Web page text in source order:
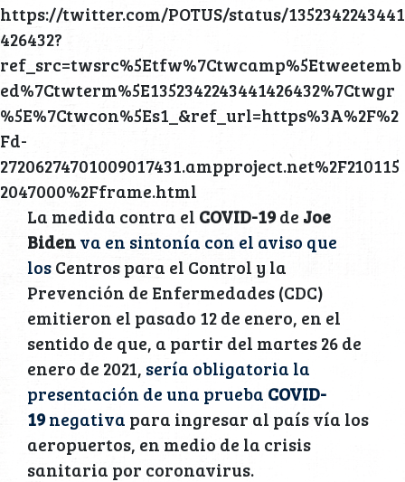
https://twitter.com/POTUS/status/1352342243441
426432?
ref_src=twsrc%5Etfw%7Ctwcamp%5Etweetemb
ed%7Ctwterm%5E1352342243441426432%7Ctwgr
%5E%7Ctwcon%5Es1_&ref_url=https%3A%2F%2
Fd-
27206274701009017431.ampproject.net%2F210115
2047000%2Fframe.html
La medida contra el COVID-19de Joe
Bidenva en sintonía con el aviso que
losCentros para el Control y la
Prevención de Enfermedades (CDC)
emitieron el pasado 12 de enero, en el
sentido de que, a partir del martes 26 de
enero de 2021, sería obligatoria la
presentación de una prueba COVID-
19negativa para ingresar al país vía los
aeropuertos, en medio de la crisis
sanitaria por coronavirus.